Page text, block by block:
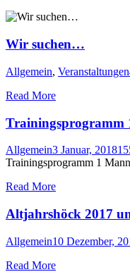
Wir suchen…
Allgemein, Veranstaltungen
Read More
Trainingsprogramm
Allgemein3 Januar, 2018
Trainingsprogramm 1
Read More
Altjahrshöck 2017
Allgemein10 Dezember,
Read More